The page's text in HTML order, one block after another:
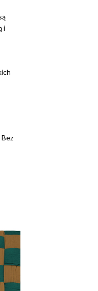
i